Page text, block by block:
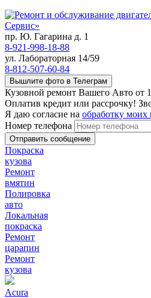
пр. Ю. Гагарина д. 1
8-921-998-18-88
ул. Лабораторная 14/59
8-812-507-60-84
Вышлите фото в Телеграм
Кузовной ремонт Вашего Авто от
Оплатив кредит или рассрочку!
Я даю согласие на обработку
Номер телефона
Покраска
кузова
Ремонт
вмятин
Полировка
авто
Локальная
покраска
Ремонт
царапин
Ремонт
кузова
Acura